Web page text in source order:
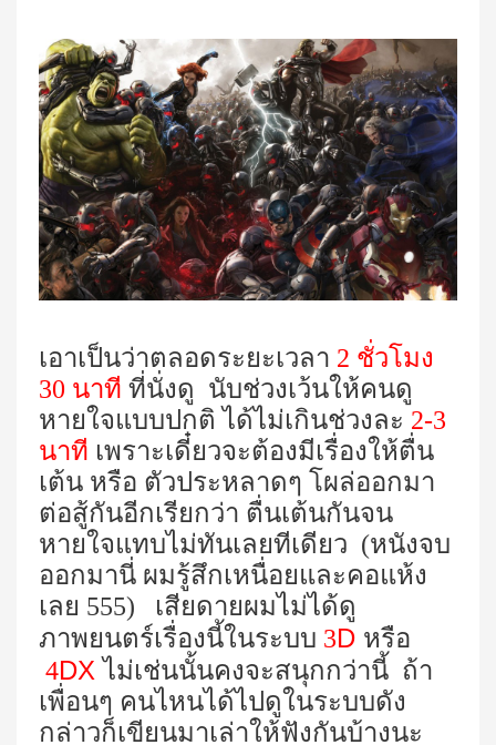
เอาเป็นว่าตลอดระยะเวลา 2 ชั่วโมง
30 นาที ที่นั่งดู นับช่วงเว้นให้คนดู
หายใจแบบปกติ ได้ไม่เกินช่วงละ 2-3
นาที เพราะเดี๋ยวจะต้องมีเรื่องให้ตื่น
เต้น หรือ ตัวประหลาดๆ โผล่ออกมา
ต่อสู้กันอีกเรียกว่า ตื่นเต้นกันจน
หายใจแทบไม่ทันเลยทีเดียว (หนังจบ
ออกมานี่ ผมรู้สึกเหนื่อยและคอแห้ง
เลย 555) เสียดายผมไม่ได้ดู
ภาพยนตร์เรื่องนี้ในระบบ 3D หรือ
4DXไม่เช่นนั้นคงจะสนุกกว่านี้ ถ้า
เพื่อนๆ คนไหนได้ไปดูในระบบดัง
กล่าวก็เขียนมาเล่าให้ฟังกันบ้างนะ